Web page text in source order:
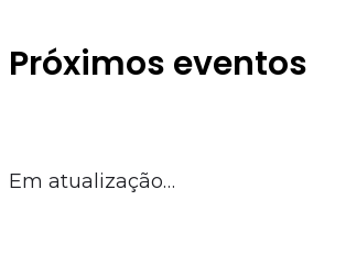
Próximos eventos
Em atualização…